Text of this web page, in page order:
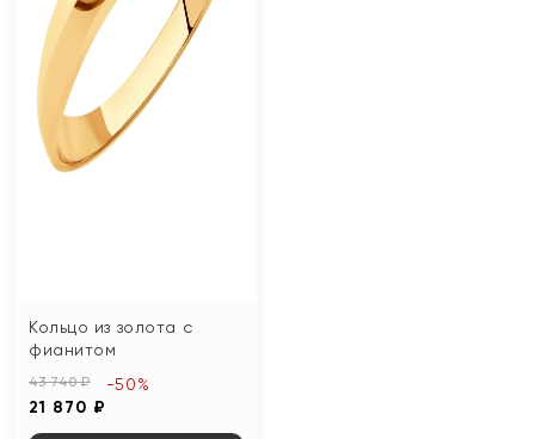
Кольцо из золота с
фианитом
43 740 ₽
21 870 ₽
-50%